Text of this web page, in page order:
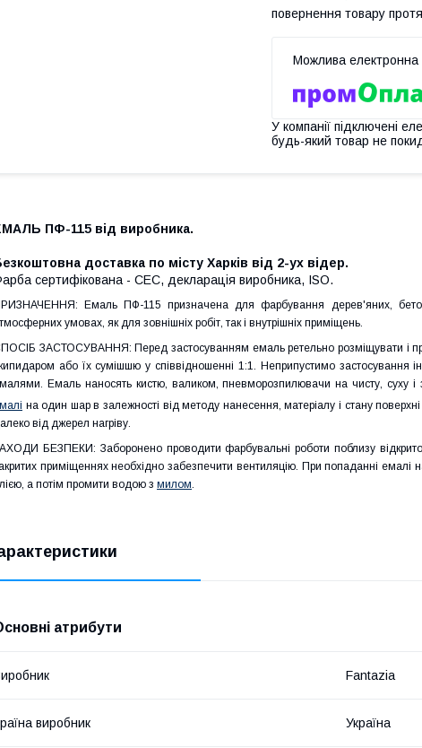
повернення товару
У компанії підключені
будь-який товар не
ПФ-115 від виробника.
доставка по місту Харків від 2-ух відер.
сертифікована - СЕС, декларація виробника, ISO.
Емаль ПФ-115 призначена для фарбування дерев'яних,
умовах, як для зовнішніх робіт, так і внутрішніх приміщень.
ЗАСТОСУВАННЯ: Перед застосуванням емаль ретельно розміщувати і при
або їх сумішшю у співвідношенні 1:1. Неприпустимо застосування
Емаль наносять кистю, валиком, пневморозпилювачи на чисту, суху
на один шар в залежності від методу нанесення, матеріалу і стану
від джерел нагріву.
БЕЗПЕКИ: Заборонено проводити фарбувальні роботи поблизу
приміщеннях необхідно забезпечити вентиляцію. При попаданні емалі
а потім промити водою з милом
атрибути
Fantazia
виробник Україна